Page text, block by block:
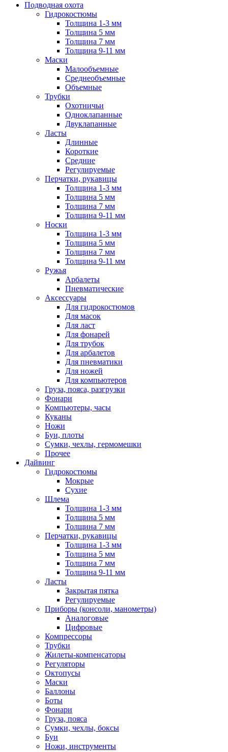
Подводная охота
Гидрокостюмы
Толщина 1-3 мм
Толщина 5 мм
Толщина 7 мм
Толщина 9-11 мм
Маски
Малообъемные
Среднеобъемные
Объемные
Трубки
Охотничьи
Одноклапанные
Двуклапанные
Ласты
Длинные
Короткие
Средние
Регулируемые
Перчатки, рукавицы
Толщина 1-3 мм
Толщина 5 мм
Толщина 7 мм
Толщина 9-11 мм
Носки
Толщина 1-3 мм
Толщина 5 мм
Толщина 7 мм
Толщина 9-11 мм
Ружья
Арбалеты
Пневматические
Аксессуары
Для гидрокостюмов
Для масок
Для ласт
Для фонарей
Для трубок
Для арбалетов
Для пневматики
Для ножей
Для компьютеров
Груза, пояса, разгрузки
Фонари
Компьютеры, часы
Куканы
Ножи
Буи, плоты
Сумки, чехлы, гермомешки
Прочее
Дайвинг
Гидрокостюмы
Мокрые
Сухие
Шлема
Толщина 1-3 мм
Толщина 5 мм
Толщина 7 мм
Перчатки, рукавицы
Толщина 1-3 мм
Толщина 5 мм
Толщина 7 мм
Толщина 9-11 мм
Ласты
Закрытая пятка
Регулируемые
Приборы (консоли, манометры)
Аналоговые
Цифровые
Компрессоры
Трубки
Жилеты-компенсаторы
Регуляторы
Октопусы
Маски
Баллоны
Боты
Фонари
Груза, пояса
Сумки, чехлы, боксы
Буи
Ножи, инструменты